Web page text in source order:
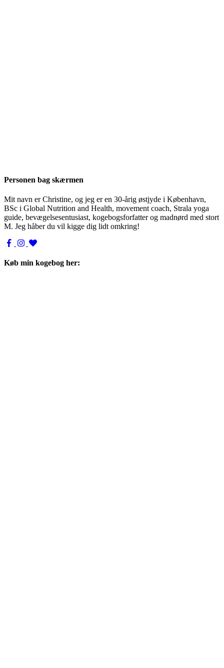
Personen bag skærmen
Mit navn er Christine, og jeg er en 30-årig østjyde i København,
BSc i Global Nutrition and Health, movement coach, Strala yoga
guide, bevægelsesentusiast, kogebogsforfatter og madnørd med stort
M. Jeg håber du vil kigge dig lidt omkring!
Køb min kogebog her: